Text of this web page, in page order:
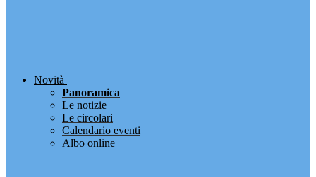
Novità
Panoramica
Le notizie
Le circolari
Calendario eventi
Albo online